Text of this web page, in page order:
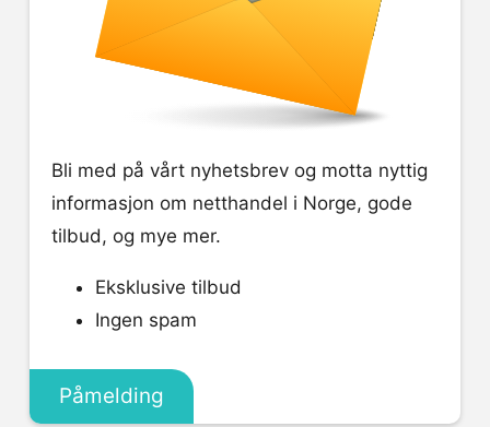
Bli med på vårt nyhetsbrev og motta nyttig
informasjon om netthandel i Norge, gode
tilbud, og mye mer.
Eksklusive tilbud
Ingen spam
Påmelding